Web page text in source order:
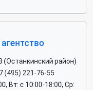
(Останкинский район)
(495) 221-76-55
Вт: c 10:00-18:00, Ср: